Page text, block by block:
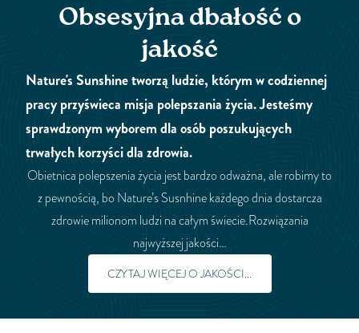
Obsesyjna dbałość o
jakość
Nature's Sunshine tworzą ludzie, którym w codziennej
pracy przyświeca misja polepszania życia. Jesteśmy
sprawdzonym wyborem dla osób poszukujących
trwałych korzyści dla zdrowia.
Obietnica polepszenia życia jest bardzo odważna, ale robimy to
z pewnością, bo Nature’s Susnhine każdego dnia dostarcza
zdrowie milionom ludzi na całym świecie.Rozwiązania
najwyższej jakości…
CZYTAJ WIĘCEJ O JAKOŚCI...